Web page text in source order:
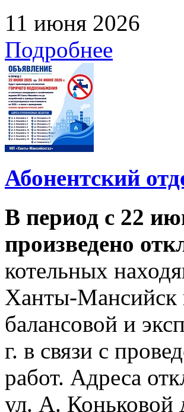
11 июня 2026
Подробнее
Абонентский
В период с 22
произведено
котельных
Ханты-Мансийск
балансовой и
г. в связи с
работ. Адреса
ул. А. Коньковой